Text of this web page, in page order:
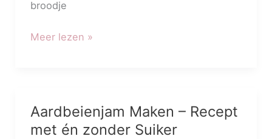
broodje
Meer lezen »
Aardbeienjam Maken – Recept
met én zonder Suiker
Aardbeienjam
Maken